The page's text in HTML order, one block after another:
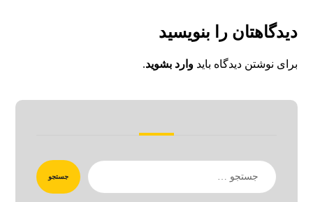
دیدگاهتان را بنویسید
برای نوشتن دیدگاه بایدوارد بشوید.
جستجو